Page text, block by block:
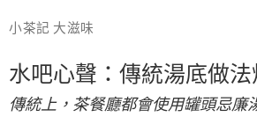
小茶記 大滋味
水吧心聲：傳統湯底做
傳統上，茶餐廳都會使用罐頭忌廉